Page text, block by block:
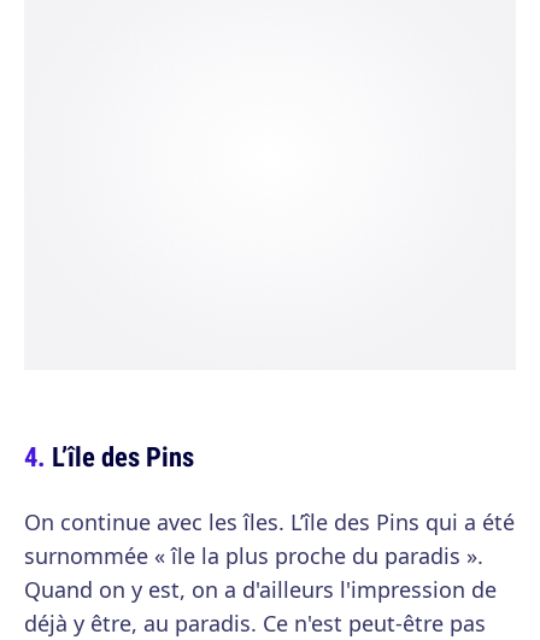
L’île des Pins
On continue avec les îles. L’île des Pins qui a été
surnommée « île la plus proche du paradis ».
Quand on y est, on a d'ailleurs l'impression de
déjà y être, au paradis. Ce n'est peut-être pas